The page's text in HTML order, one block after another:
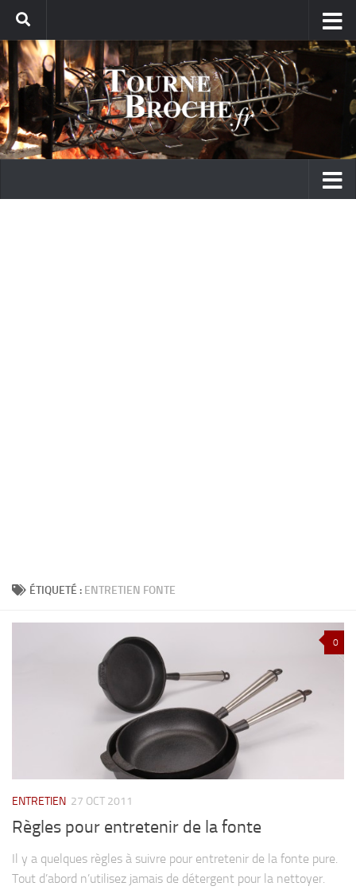
ÉTIQUETÉ : ENTRETIEN FONTE
0
ENTRETIEN 27 OCT 2011
Règles pour entretenir de la fonte
Il y a quelques règles à suivre pour entretenir de la fonte pure.
Tout d’abord n’utilisez jamais de détergent pour la nettoyer.